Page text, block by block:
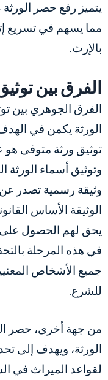
يتميز رفع حصر الورثة
مما يسهم في تسريع
بالإرث.
الفرق بين
الفرق الجوهري بين
الورثة يكمن في
توثيق ورثة متوفى
وتوثيق أسماء
وثيقة رسمية تصدر
الوثيقة الأساس
يحق لهم الحصول
في هذه المرحلة
جميع الأشخاص
للشرع.
من جهة أخرى، حصر
الورثة، ويهدف إلى
لقواعد الميراث في